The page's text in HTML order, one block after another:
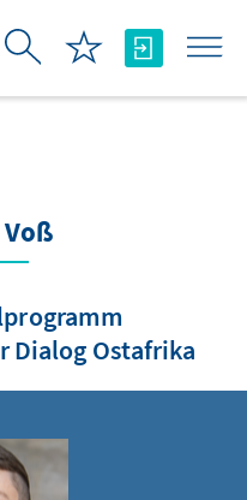
Dialog Ostafrika